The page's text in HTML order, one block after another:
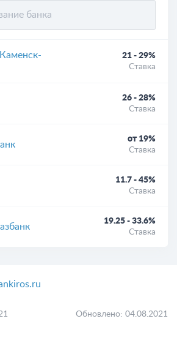
21 - 29%
Ставка
26 - 28%
Ставка
от 19%
Ставка
11.7 - 45%
Ставка
19.25 - 33.6%
Ставка
Обновлено: 04.08.2021